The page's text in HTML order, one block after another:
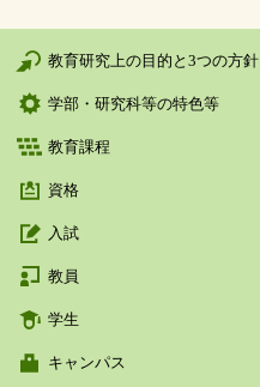
教育研究上の目的と3つの方針
学部・研究科等の特色等
教育課程
資格
入試
教員
学生
キャンパス